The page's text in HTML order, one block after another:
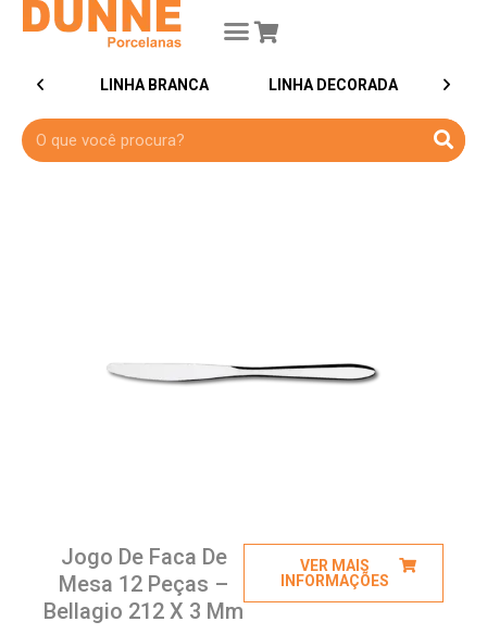
LINHA BRANCA LINHA DECORADA PRATOS
Jogo De Faca De
Mesa 12 Peças –
Bellagio 212 X 3 Mm
VER MAIS
INFORMAÇÕES